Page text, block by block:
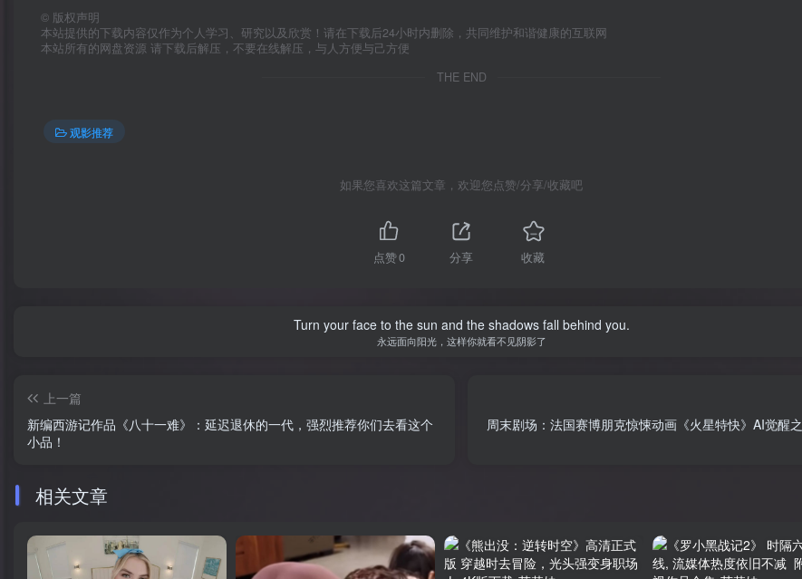
© 版权声明
本站提供的下载内容仅作为个人学习、研究以及欣赏！请在下载后24小时内删除，共同维护和谐健康的互联网
本站所有的网盘资源 请下载后解压，不要在线解压，与人方便与己方便
THE END
观影推荐
如果您喜欢这篇文章，欢迎您点赞/分享/收藏吧
点赞0 分享 收藏
Turn your face to the sun and the shadows fall behind you.
永远面向阳光，这样你就看不见阴影了
上一篇
新编西游记作品《八十一难》：延迟退休的一代，强烈推荐你们去看这个
小品！
周末剧场：法国赛博朋克惊悚动画《火星特快》AI觉醒
相关文章